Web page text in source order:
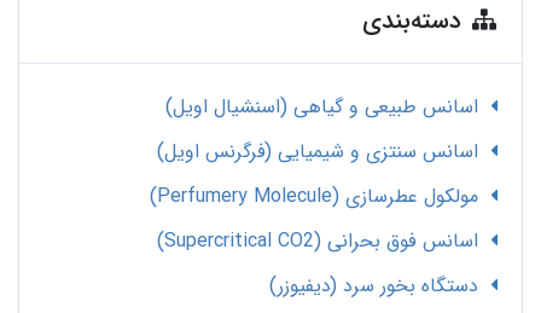
دسته‌بندی
اسانس طبیعی و گیاهی (اسنشیال اویل)
اسانس سنتزی و شیمیایی (فرگرنس اویل)
مولکول عطرسازی (Perfumery Molecule)
اسانس فوق بحرانی (Supercritical CO2)
دستگاه بخور سرد (دیفیوزر)